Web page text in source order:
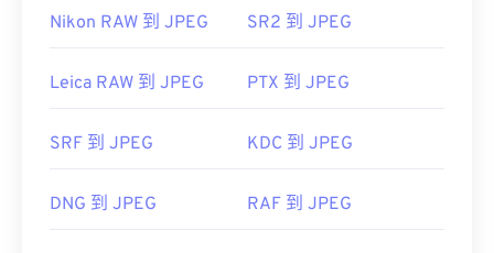
Chrome）、Microsoft 應用程式（例如 Microsoft
Preview）中自動開啟。
Nikon RAW 到 JPEG SR2 到 JPEG
Leica RAW 到 JPEG PTX 到 JPEG
SRF 到 JPEG KDC 到 JPEG
DNG 到 JPEG RAF 到 JPEG